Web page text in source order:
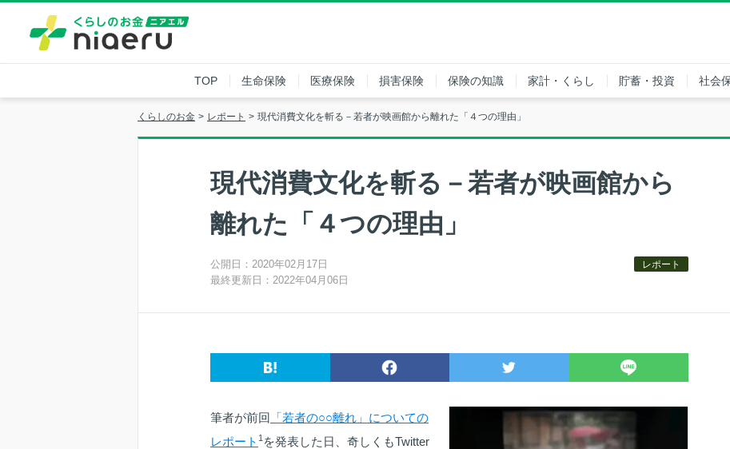
TOP 生命保険 医療保険 損害保険 保険の知識 家計・くらし 貯蓄・投資 社会
くらしのお金 レポート 現代消費文化を斬る－若者が映画館から離れた「４つの理由」
現代消費文化を斬る－若者が映画館から
離れた「４つの理由」
公開日：2020年02月17日
最終更新日：2022年04月06日
レポート
筆者が前回
「若者の○○離れ」についての
レポート 1 を発表した日、奇しくもTwitter